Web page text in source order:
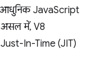
आधुनिक JavaScript
असल में, V8
In-Time (JIT)